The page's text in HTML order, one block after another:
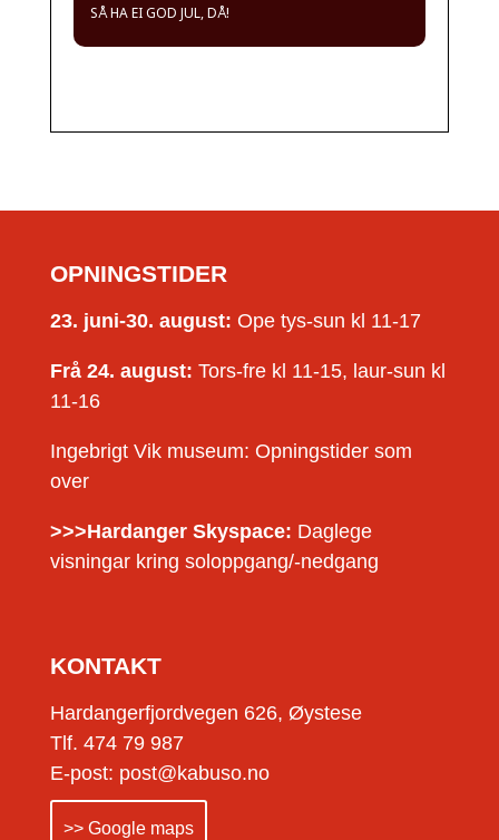
SÅ HA EI GOD JUL, DÅ!
OPNINGSTIDER
23. juni-30. august: Ope tys-sun kl 11-17
Frå 24. august: Tors-fre kl 11-15, laur-sun kl
11-16
Ingebrigt Vik museum: Opningstider som
over
>>>Hardanger Skyspace: Daglege
visningar kring soloppgang/-nedgang
KONTAKT
Hardangerfjordvegen 626, Øystese
Tlf. 474 79 987
E-post: post@kabuso.no
>> Google maps